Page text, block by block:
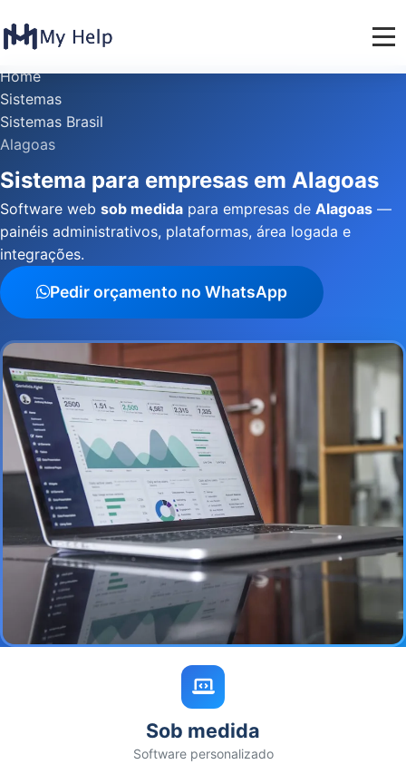
Home
Sistemas
Sistemas Brasil
Alagoas
Sistema para empresas em Alagoas
Software web sob medida para empresas de Alagoas —
painéis administrativos, plataformas, área logada e
integrações.
Pedir orçamento no WhatsApp
Sob medida
Software personalizado